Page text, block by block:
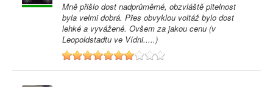
Mně přišlo dost nadprůměrné, obzvláště pitelnost
byla velmi dobrá. Přes obvyklou voltáž bylo dost
lehké a vyvážené. Ovšem za jakou cenu (v
Leopoldstadtu ve Vídni.....)
7